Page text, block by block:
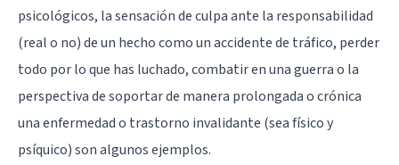
psicológicos, la sensación de culpa ante la responsabilidad
(real o no) de un hecho como un accidente de tráfico, perder
todo por lo que has luchado, combatir en una guerra o la
perspectiva de soportar de manera prolongada o crónica
una enfermedad o trastorno invalidante (sea físico y
psíquico) son algunos ejemplos.